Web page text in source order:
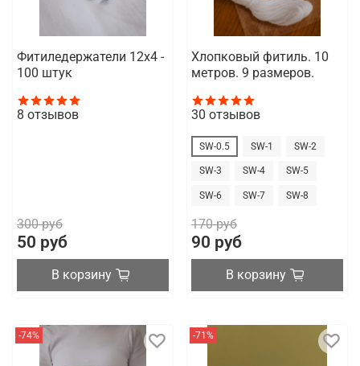
Фитиледержатели 12x4 -
100 штук
8 отзывов
300 руб
50 руб
В корзину
Хлопковый фитиль. 10
метров. 9 размеров.
30 отзывов
SW-0.5 SW-1 SW-2
SW-3 SW-4 SW-5
SW-6 SW-7 SW-8
170 руб
90 руб
В корзину
-74% -71%